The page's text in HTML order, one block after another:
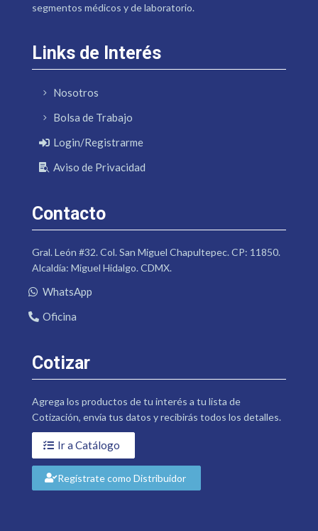
segmentos médicos y de laboratorio.
Links de Interés
Nosotros
Bolsa de Trabajo
Login/Registrarme
Aviso de Privacidad
Contacto
Gral. León #32. Col. San Miguel Chapultepec. CP: 11850.
Alcaldía: Miguel Hidalgo. CDMX.
WhatsApp
Oficina
Cotizar
Agrega los productos de tu interés a tu lista de
Cotización, envía tus datos y recibirás todos los detalles.
Ir a Catálogo
Regístrate como Distribuidor